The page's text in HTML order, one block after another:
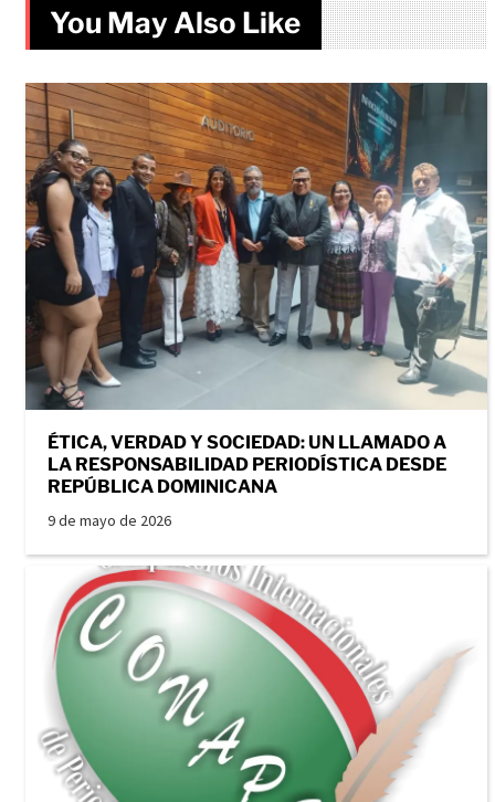
You May Also Like
ÉTICA, VERDAD Y SOCIEDAD: UN LLAMADO A
LA RESPONSABILIDAD PERIODÍSTICA DESDE
REPÚBLICA DOMINICANA
9 de mayo de 2026